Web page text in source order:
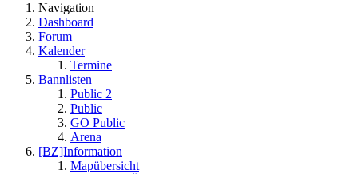
Navigation
Dashboard
Forum
Kalender
Termine
Bannlisten
Public 2
Public
GO Public
Arena
[BZ]Information
Mapübersicht